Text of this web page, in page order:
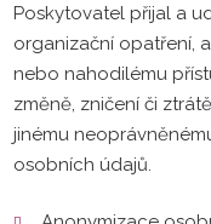
Poskytovatel přijal a
organizační opatření,
nebo nahodilému
změně, zničení či
jinému
osobních údajů.